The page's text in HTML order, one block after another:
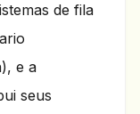
de fila
e a
seus